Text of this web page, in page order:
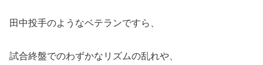
田中投手のようなベテランですら、
試合終盤でのわずかなリズムの乱れや、